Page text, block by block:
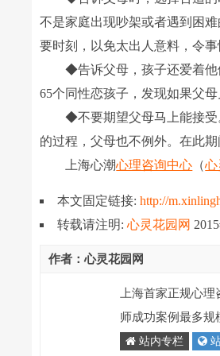
不是家庭出现吵架或者遇到困
要时刻，以免太出人意料，令事
◆告诉父母，孩子还爱着他
65个同性恋孩子，发现如果父
◆不要期望父母马上能接受。
的过程，父母也不例外。在此
上海心潮心理咨询中心 （
本文固定链接:http://
转载请注明:心灵花园网
作者：心灵花园网
上海首家正规心
师成功案例最多规
站内专栏